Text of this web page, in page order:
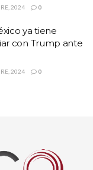
dice que
de
June 19,
2024 0
ya tiene
con Trump ante
2024 0